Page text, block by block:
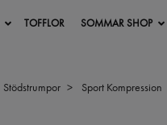
TOFFLOR SOMMAR SHOP
Stödstrumpor Sport Kompression